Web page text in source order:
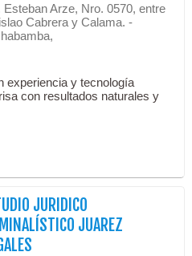
Arze, Nro. 0570, entre
Cabrera y Calama. -
experiencia y tecnología
con resultados naturales y
JURIDICO
JUAREZ